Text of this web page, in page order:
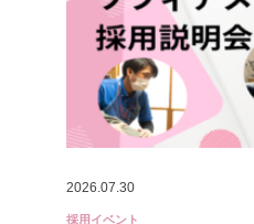
2026.07.30
採用イベント